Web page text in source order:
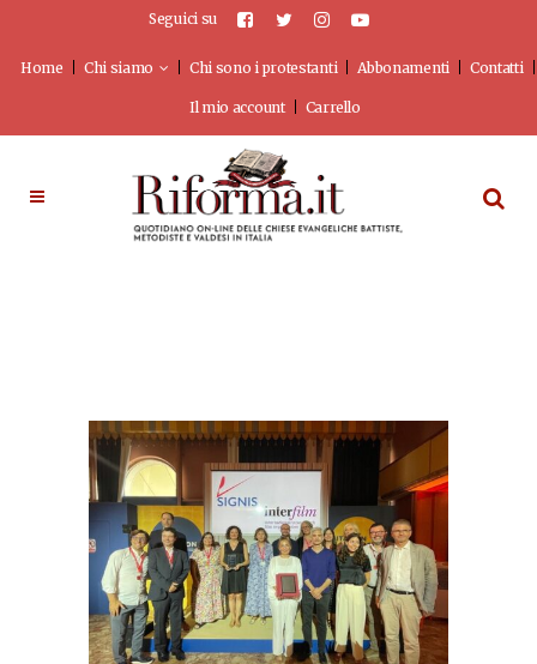
Seguici su
Home Chi siamo Chi sono i protestanti Abbonamenti Contatti
Il mio account Carrello